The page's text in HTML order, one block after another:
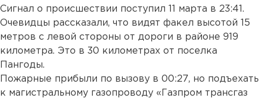
Сигнал о происшествии поступил 11 марта в 23:41.
Очевидцы рассказали, что видят факел высотой 15
метров с левой стороны от дороги в районе 919
километра. Это в 30 километрах от поселка
Пангоды.
Пожарные прибыли по вызову в 00:27, но подъехать
к магистральному газопроводу «Газпром трансгаз